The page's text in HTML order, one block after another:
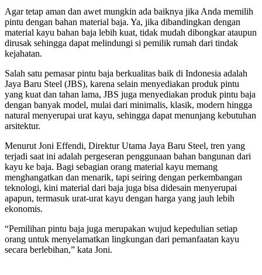
Agar tetap aman dan awet mungkin ada baiknya jika Anda memilih
pintu dengan bahan material baja. Ya, jika dibandingkan dengan
material kayu bahan baja lebih kuat, tidak mudah dibongkar ataupun
dirusak sehingga dapat melindungi si pemilik rumah dari tindak
kejahatan.
Salah satu pemasar pintu baja berkualitas baik di Indonesia adalah
Jaya Baru Steel (JBS), karena selain menyediakan produk pintu
yang kuat dan tahan lama, JBS juga menyediakan produk pintu baja
dengan banyak model, mulai dari minimalis, klasik, modern hingga
natural menyerupai urat kayu, sehingga dapat menunjang kebutuhan
arsitektur.
Menurut Joni Effendi, Direktur Utama Jaya Baru Steel, tren yang
terjadi saat ini adalah pergeseran penggunaan bahan bangunan dari
kayu ke baja. Bagi sebagian orang material kayu memang
menghangatkan dan menarik, tapi seiring dengan perkembangan
teknologi, kini material dari baja juga bisa didesain menyerupai
apapun, termasuk urat-urat kayu dengan harga yang jauh lebih
ekonomis.
“Pemilihan pintu baja juga merupakan wujud kepedulian setiap
orang untuk menyelamatkan lingkungan dari pemanfaatan kayu
secara berlebihan,” kata Joni.